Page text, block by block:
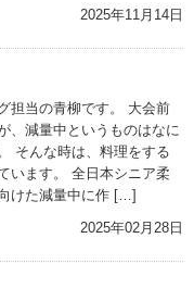
2025年11月14日
担当の青柳です。 大会前
、減量中というものはなに
そんな時は、料理をする
います。 全日本シニア柔
けた減量中に作 […]
2025年02月28日